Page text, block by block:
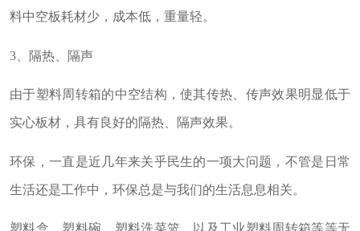
料中空板耗材少，成本低，重量轻。
3、隔热、隔声
由于塑料周转箱的中空结构，使其传热、传声效果明显低于
实心板材，具有良好的隔热、隔声效果。
环保，一直是近几年来关乎民生的一项大问题，不管是日常
生活还是工作中，环保总是与我们的生活息息相关。